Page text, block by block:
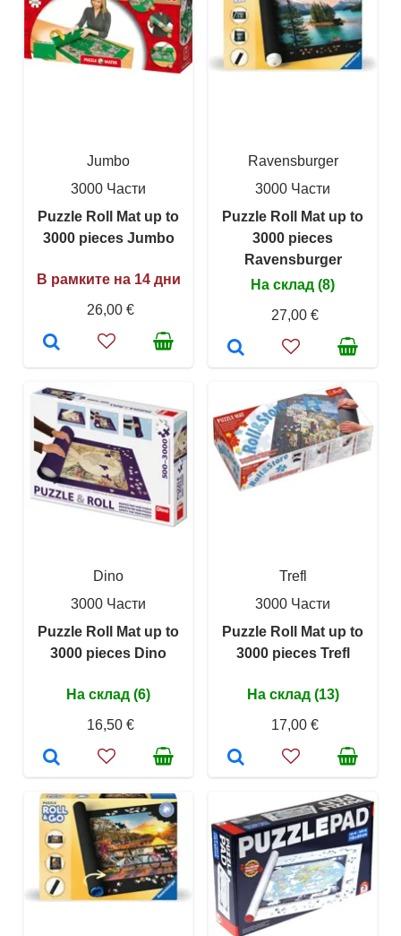
Jumbo
3000 Части
Puzzle Roll Mat up to
3000 pieces Jumbo
В рамките на 14 дни
26,00 €
Ravensburger
3000 Части
Puzzle Roll Mat up to
3000 pieces
Ravensburger
На склад (8)
27,00 €
Dino
3000 Части
Puzzle Roll Mat up to
3000 pieces Dino
На склад (6)
16,50 €
Trefl
3000 Части
Puzzle Roll Mat up to
3000 pieces Trefl
На склад (13)
17,00 €